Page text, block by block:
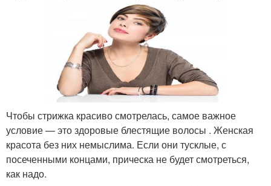
Чтобы стрижка красиво смотрелась, самое важное
условие — это здоровые блестящие волосы . Женская
красота без них немыслима. Если они тусклые, с
посеченными концами, прическа не будет смотреться,
как надо.